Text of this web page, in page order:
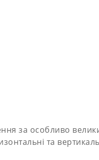
за особливо
та